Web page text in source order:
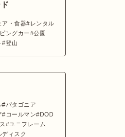
ア・食器
レンタル
ングカー
公園
登山
パタゴニア
コールマン
DOD
ユニフレーム
ディスク